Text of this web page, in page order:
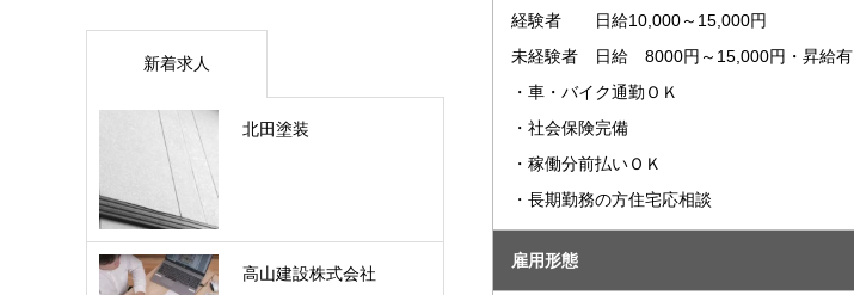
経験者 日給10,000～15,000円
未経験者 日給 8000円～15,000円・昇給有
・車・バイク通勤ＯＫ
・社会保険完備
・稼働分前払いＯＫ
・長期勤務の方住宅応相談
雇用形態
新着求人
北田塗装
高山建設株式会社